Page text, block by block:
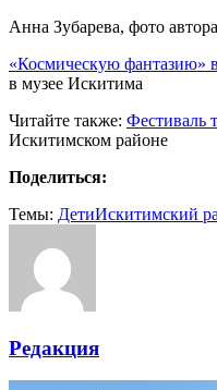
Анна Зубарева, фото автора
«Космическую фантазию»
в музее Искитима
Читайте также: Фестиваль
Искитимском районе
Поделиться:
Темы: ДетиИскитимский
Редакция